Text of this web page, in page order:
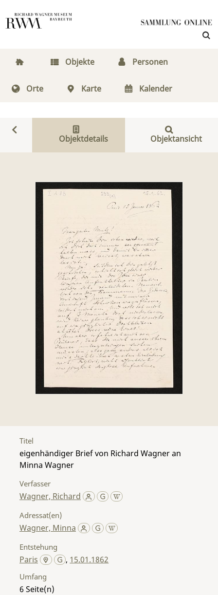
Objekte Personen
Orte Karte Kalender
Objektdetails Objektansicht
Titel
eigenhändiger Brief von Richard Wagner an
Minna Wagner
Verfasser
Wagner, Richard
Adressat(en)
Wagner, Minna
Entstehung
Paris , 15.01.1862
Umfang
6